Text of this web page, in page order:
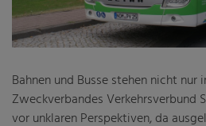
Mobilitätsmanagement
Nachtbusse
Tarifgutachten
Bahnen und Busse stehen nicht nur
Zweckverbandes Verkehrsverbund
vor unklaren Perspektiven, da